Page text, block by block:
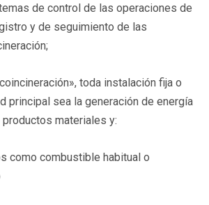
de control de las operaciones de
y de seguimiento de las
toda instalación fija o
principal sea la generación de energía
materiales y:
como combustible habitual o